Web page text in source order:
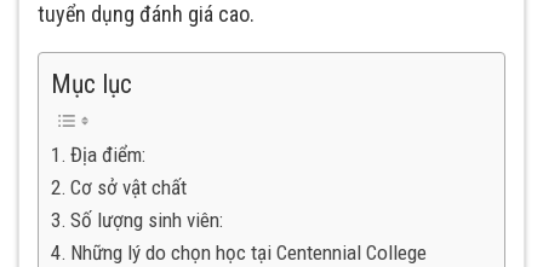
tuyển dụng đánh giá cao.
Mục lục
Địa điểm:
Cơ sở vật chất
Số lượng sinh viên:
Những lý do chọn học tại Centennial College